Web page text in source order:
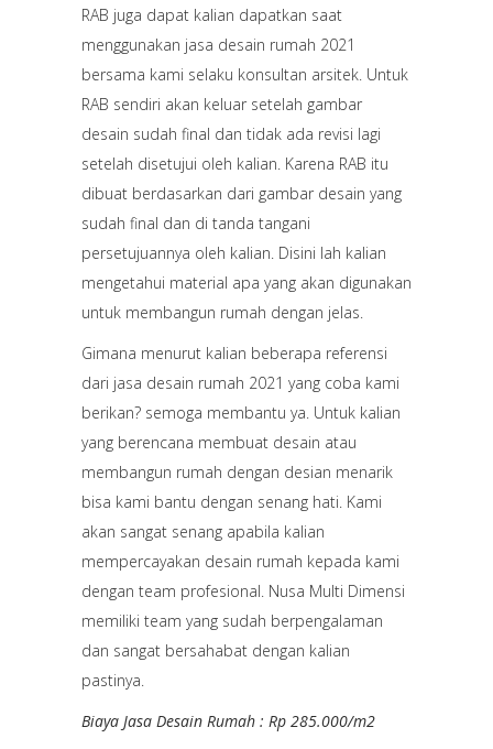
RAB juga dapat kalian dapatkan saat
menggunakan jasa desain rumah 2021
bersama kami selaku konsultan arsitek. Untuk
RAB sendiri akan keluar setelah gambar
desain sudah final dan tidak ada revisi lagi
setelah disetujui oleh kalian. Karena RAB itu
dibuat berdasarkan dari gambar desain yang
sudah final dan di tanda tangani
persetujuannya oleh kalian. Disini lah kalian
mengetahui material apa yang akan digunakan
untuk membangun rumah dengan jelas.
Gimana menurut kalian beberapa referensi
dari jasa desain rumah 2021 yang coba kami
berikan? semoga membantu ya. Untuk kalian
yang berencana membuat desain atau
membangun rumah dengan desian menarik
bisa kami bantu dengan senang hati. Kami
akan sangat senang apabila kalian
mempercayakan desain rumah kepada kami
dengan team profesional. Nusa Multi Dimensi
memiliki team yang sudah berpengalaman
dan sangat bersahabat dengan kalian
pastinya.
Biaya Jasa Desain Rumah : Rp 285.000/m2